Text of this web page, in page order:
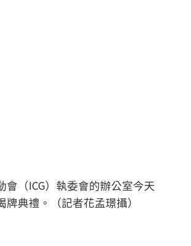
會（ICG）執委會的辦公室今天
牌典禮。（記者花孟璟攝）